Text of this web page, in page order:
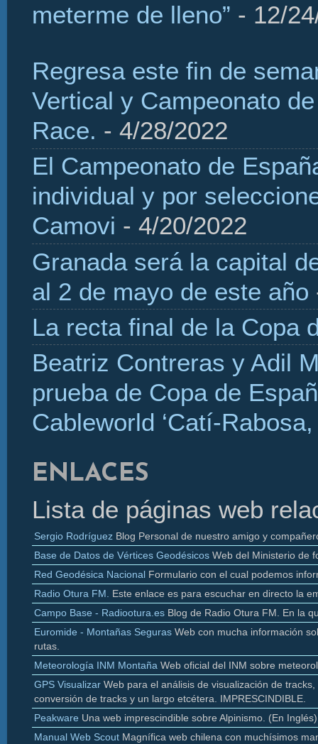
meterme de lleno” - 12/
Regresa este fin de
Vertical y Campeonato
Race. - 4/28/2022
El Campeonato de
individual y por
Camovi - 4/20/2022
Granada será la capital
al 2 de mayo de este año
La recta final de la Copa
Beatriz Contreras y Adil
prueba de Copa de
Cableworld ‘Catí-
ENLACES
Lista de páginas web
Sergio Rodríguez Blog Personal de nuestro amigo y
Base de Datos de Vértices Geodésicos Web del Ministerio de
Red Geodésica Nacional Formulario con el cual podemos
Radio Otura FM.
Este enlace es para escuchar en directo la
Campo Base - Radiootura.es Blog de Radio Otura FM. En la
Euromide - Montañas Seguras Web con mucha información
rutas.
Meteorología INM Montaña Web oficial del INM sobre
GPS Visualizar Web para el análisis de visualización de tracks
conversión de tracks y un largo etcétera. IMPRESCINDIBLE.
Peakware Una web imprescindible sobre Alpinismo. (En Inglés)
Manual Web Scout Magnífica web chilena con muchísimos